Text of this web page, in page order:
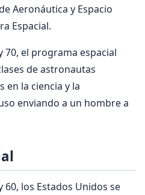
Aeronáutica y Espacio
Espacial.
70, el programa espacial
de astronautas
en la ciencia y la
enviando a un hombre a
60, los Estados Unidos se